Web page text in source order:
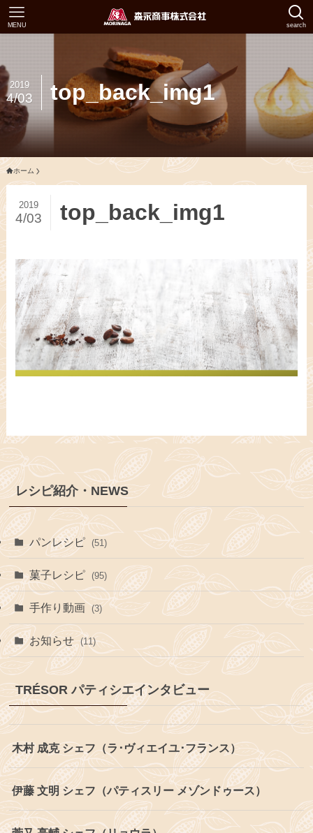
search
MENU
top_back_img1
2019
4/03
ホーム
top_back_img1
2019
4/03
レシピ紹介・NEWS
パンレシピ (51)
菓子レシピ (95)
手作り動画 (3)
お知らせ (11)
TRÉSOR パティシエインタビュー
木村 成克 シェフ（ラ･ヴィエイユ･フランス）
伊藤 文明 シェフ（パティスリー メゾンドゥース）